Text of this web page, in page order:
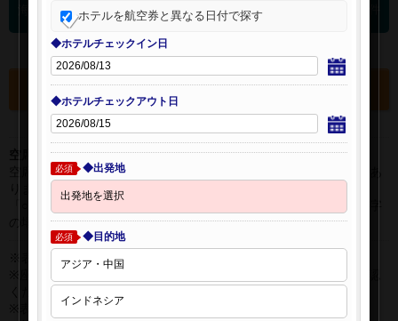
海外航空券 検索結果
選択中の航空券・ホテルを確認する
空席表示について：
空席状況は常に変更しますので、現在の空席を保証するものではあ
りません。
「○」は過去24時間以内に十分な空席が確認できた商品です。 数字
の場合は、現時点で座席数が少ない商品です。
※表示金額はオンライン予約時の金額です。
ください。
※表示時間はすべて現地時間・24時間表示です。
ホテルを航空券と異なる日付で探す
◆ホテルチェックイン日
◆ホテルチェックアウト日
必須 ◆出発地
必須 ◆目的地